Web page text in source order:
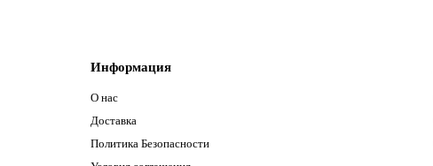
Информация
О нас
Доставка
Политика Безопасности